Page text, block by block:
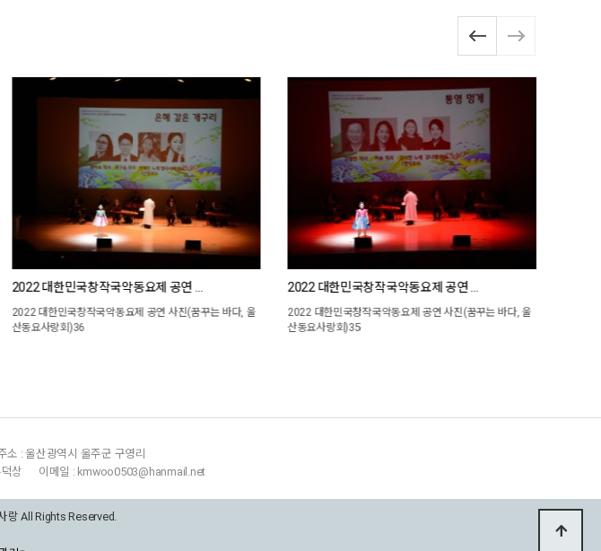
2022 대한민국창작국악동요제 공연 …
2022 대한민국창작국악동요제 공연 사진(꿈꾸는 바다, 울
산동요사랑회)36
2022 대한민국창작국악동요제 공연 …
2022 대한민국창작국악동요제 공연 사진(꿈꾸는 바다, 울
산동요사랑회)35
소 : 울산광역시 울주군 구영리
상 이메일 : kmwoo0503@hanmail.net
랑 All Rights Reserved.